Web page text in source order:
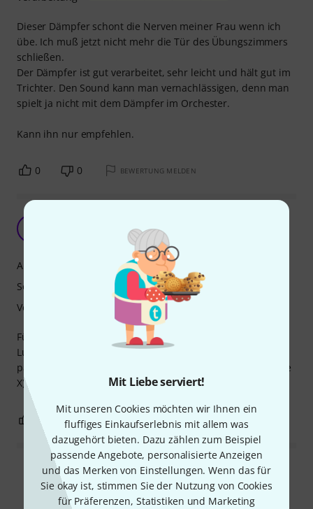
Mit Liebe serviert!
Mit unseren Cookies möchten wir Ihnen ein
fluffiges Einkaufserlebnis mit allem was
dazugehört bieten. Dazu zählen zum Beispiel
passende Angebote, personalisierte Anzeigen
und das Merken von Einstellungen. Wenn das für
Sie okay ist, stimmen Sie der Nutzung von Cookies
für Präferenzen, Statistiken und Marketing
Dieser Dämpfer schont die Nerven meiner Frau wenn ich
übe. Ich muß jetzt nicht mehr die Tür des Übungszimmers
schließen.
Der Dämpfer ist gut verarbeitet, sehr leicht und hält gut im
Trichter. Den Sound kann man vernachlässigen, denn man
spielt ja nicht mit dem Dämpfer im Orchester.
Kann ihn nur empfehlen.
0 0 BEWERTUNG MELDEN
Nobbi84 09.09.2025
Für mich verschließt es das Instrument etwas zu sehr. Der
Luftfluss wird für mich störend gebremmst. Aber vielleicht
passt der Dämpfer auch nicht in meinen Trichter (Kissbone
X).
Ansprache
Sound
Verarbeitung
0 0 BEWERTUNG MELDEN
Alle Bewertungen lesen